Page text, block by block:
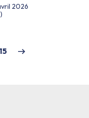
landais qui
économique
2026
15